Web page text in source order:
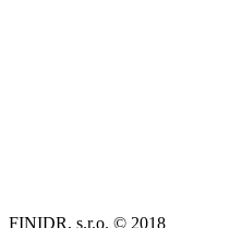
FINIDR, s.r.o. © 2018